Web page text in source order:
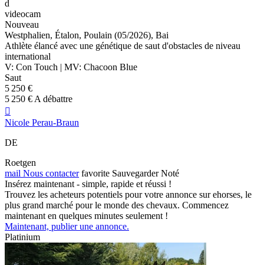
d
videocam
Nouveau
Westphalien, Étalon, Poulain (05/2026), Bai
Athlète élancé avec une génétique de saut d'obstacles de niveau
international
V: Con Touch | MV: Chacoon Blue
Saut
5 250 €
5 250 € A débattre

Nicole Perau-Braun
DE
Roetgen
mail Nous contacter favorite Sauvegarder Noté
Insérez maintenant - simple, rapide et réussi !
Trouvez les acheteurs potentiels pour votre annonce sur ehorses, le
plus grand marché pour le monde des chevaux. Commencez
maintenant en quelques minutes seulement !
Maintenant, publier une annonce.
Platinium